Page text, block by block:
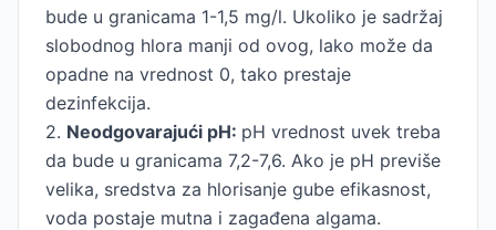
bude u granicama 1-1,5 mg/l. Ukoliko je sadržaj
slobodnog hlora manji od ovog, lako može da
opadne na vrednost 0, tako prestaje
dezinfekcija.
2. Neodgovarajući pH: pH vrednost uvek treba
da bude u granicama 7,2-7,6. Ako je pH previše
velika, sredstva za hlorisanje gube efikasnost,
voda postaje mutna i zagađena algama.